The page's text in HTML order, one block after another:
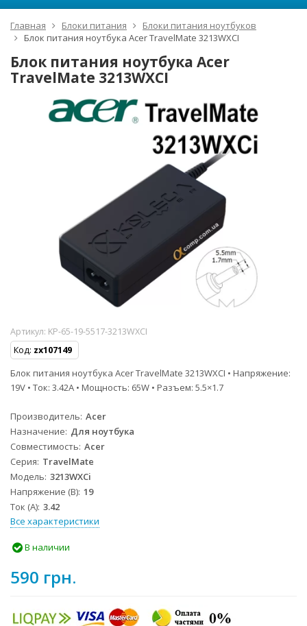
Главная Блоки питания
Блоки питания ноутбуков
Блок питания ноутбука Acer TravelMate 3213WXCI
Блок питания ноутбука Acer
TravelMate 3213WXCI
Артикул: KP-65-19-5517-3213WXCI
Код: zx107149
Блок питания ноутбука Acer TravelMate 3213WXCI • Напряжение:
19V • Ток: 3.42A • Мощность: 65W • Разъем: 5.5×1.7
Производитель Acer
Назначение Для ноутбука
Совместимость Acer
Серия TravelMate
Модель 3213WXCi
Напряжение (В) 19
Ток (А) 3.42
Все характеристики
В наличии
590 грн.